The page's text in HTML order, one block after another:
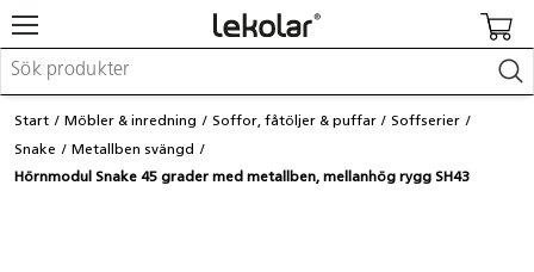
Möbler & inredning
Lekplatsutrustning & utemiljö
Leka
Start Möbler & inredning Soffor, fåtöljer & puffar
Soffserier
Snake
Metallben svängd
Hörnmodul Snake 45 grader med metallben, mellanhög rygg SH43